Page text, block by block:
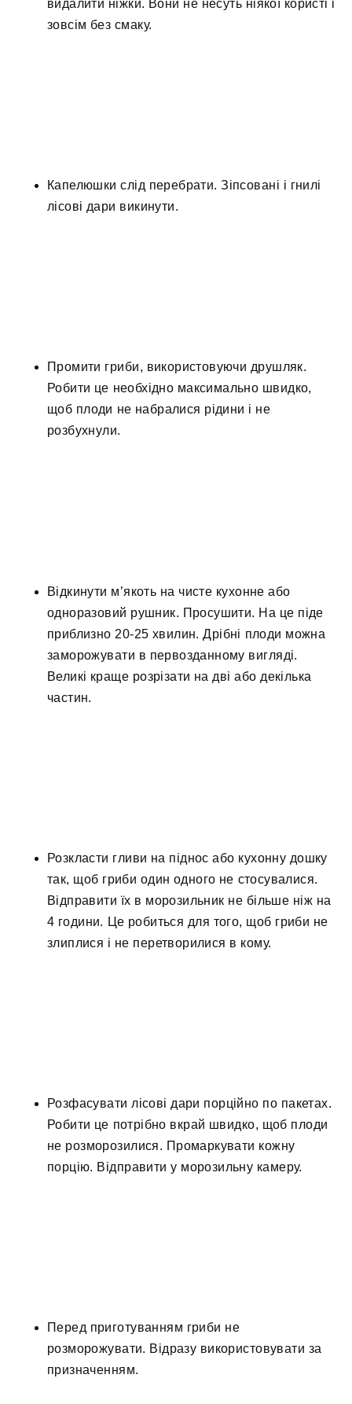
видалити ніжки. Вони не несуть ніякої користі і
зовсім без смаку.
Капелюшки слід перебрати. Зіпсовані і гнилі
лісові дари викинути.
Промити гриби, використовуючи друшляк.
Робити це необхідно максимально швидко,
щоб плоди не набралися рідини і не
розбухнули.
Відкинути м’якоть на чисте кухонне або
одноразовий рушник. Просушити. На це піде
приблизно 20-25 хвилин. Дрібні плоди можна
заморожувати в первозданному вигляді.
Великі краще розрізати на дві або декілька
частин.
Розкласти гливи на піднос або кухонну дошку
так, щоб гриби один одного не стосувалися.
Відправити їх в морозильник не більше ніж на
4 години. Це робиться для того, щоб гриби не
злиплися і не перетворилися в кому.
Розфасувати лісові дари порційно по пакетах.
Робити це потрібно вкрай швидко, щоб плоди
не розморозилися. Промаркувати кожну
порцію. Відправити у морозильну камеру.
Перед приготуванням гриби не
розморожувати. Відразу використовувати за
призначенням.